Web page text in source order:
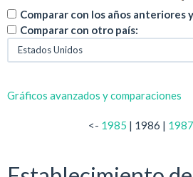
Comparar con los años anteriores
Comparar con otro país:
Gráficos avanzados y comparaciones
<- 1985 | 1986 | 1987